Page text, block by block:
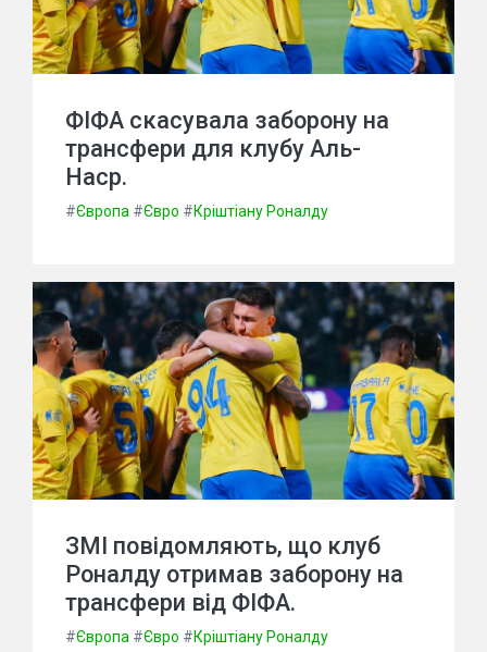
ФІФА скасувала заборону на
трансфери для клубу Аль-
Наср.
#Європа #Євро #Кріштіану Роналду
ЗМІ повідомляють, що клуб
Роналду отримав заборону на
трансфери від ФІФА.
#Європа #Євро #Кріштіану Роналду